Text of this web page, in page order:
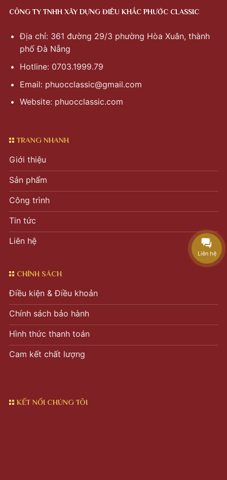
CÔNG TY TNHH XÂY DỰNG ĐIÊU KHẮC PHƯỚC CLASSIC
Địa chỉ: 361 đường 29/3 phường Hòa Xuân, thành
phố Đà Nẵng
Hotline: 0703.1999.79
Email: phuocclassic@gmail.com
Website: phuocclassic.com
TRANG NHANH
Giới thiệu
Sản phẩm
Công trình
Tin tức
Liên hệ
CHÍNH SÁCH
Điều kiện & Điều khoản
Chính sách bảo hành
Hình thức thanh toán
Cam kết chất lượng
KẾT NỐI CHÚNG TÔI
Liên hệ